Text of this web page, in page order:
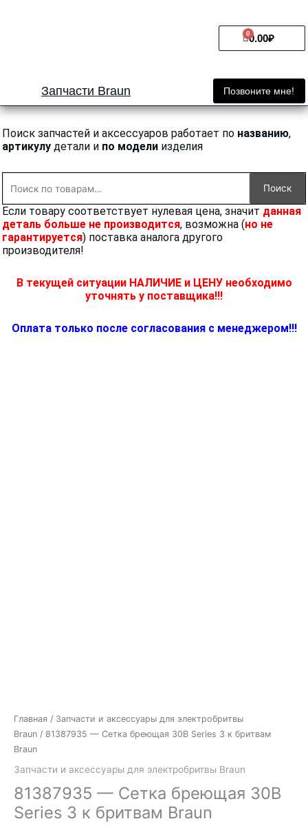
0.00₽
0
Cart
Запчасти Braun Позвоните мне!
Поиск запчастей и аксессуаров работает по названию,
артикулу детали и по модели изделия
Поиск
Если товару соответствует нулевая цена, значит данная
деталь больше не производится, возможна (но не
гарантируется) поставка аналога другого
производителя!
В текущей ситуации НАЛИЧИЕ и ЦЕНУ необходимо
уточнять у поставщика!!!
Оплата только после согласования с менеджером!!!
Главная / Запчасти и аксессуары для электробритвы
Braun / 81387935 — Сетка бреющая 30B Series 3 к бритвам
Braun
Запчасти и аксессуары для электробритвы Braun
81387935 — Сетка бреющая 30B
Series 3 к бритвам Braun